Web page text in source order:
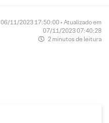
06/11/2023 17:50:00 • Atualizado em
07/11/2023 07:40:28
2 minutos de leitura